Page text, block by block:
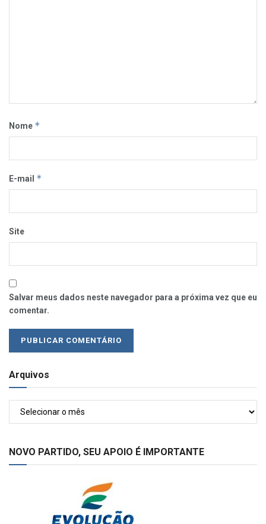
Nome *
E-mail *
Site
Salvar meus dados neste navegador para a próxima vez que eu
comentar.
Arquivos
Arquivos
NOVO PARTIDO, SEU APOIO É IMPORTANTE